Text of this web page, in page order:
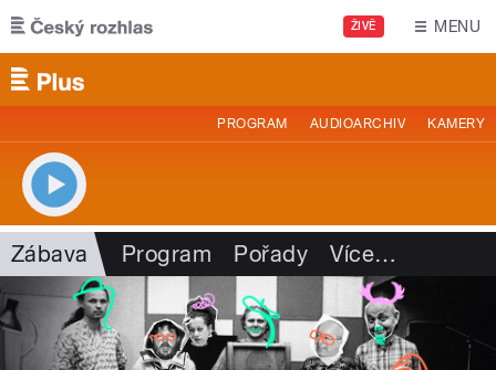
Přejít k hlavnímu obsahu
ŽIVĚ MENU
PROGRAM AUDIOARCHIV KAMERY
Zábava Program Pořady Více…